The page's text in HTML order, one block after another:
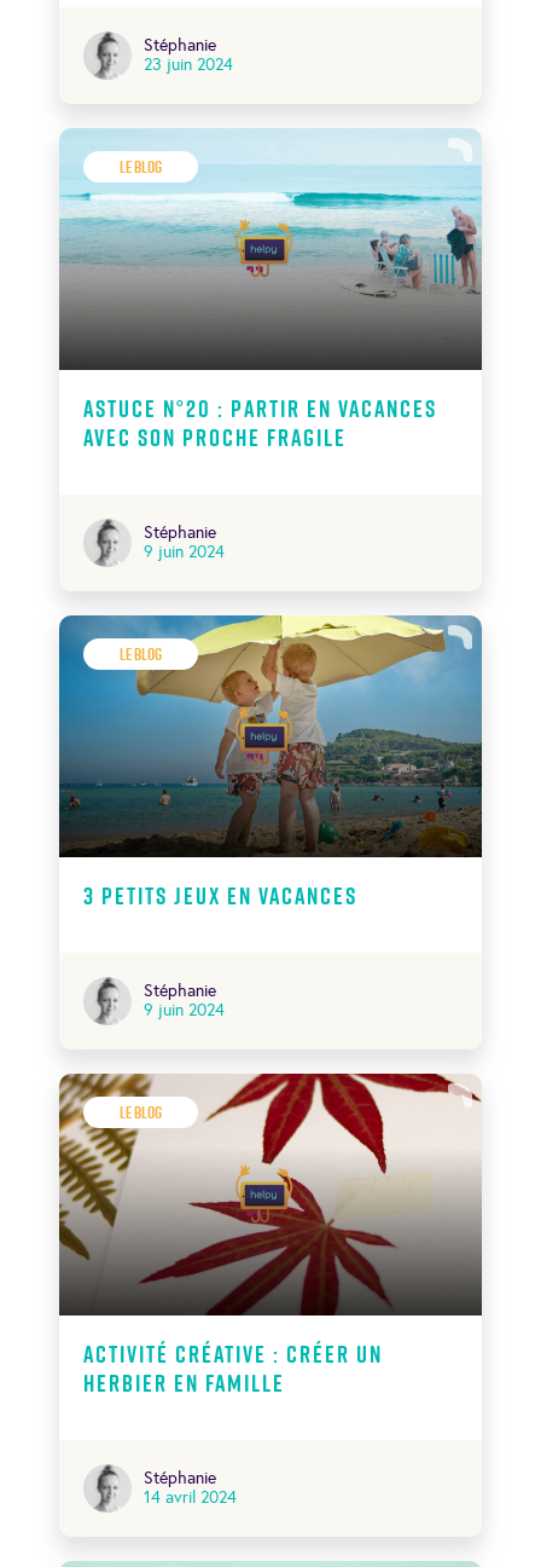
Stéphanie
23 juin 2024
Le Blog
Astuce N°20 : Partir en vacances
avec son proche fragile
Stéphanie
9 juin 2024
Le Blog
3 petits jeux en vacances
Stéphanie
9 juin 2024
Le Blog
Activité créative : créer un
herbier en famille
Stéphanie
14 avril 2024